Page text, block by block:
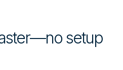
setup